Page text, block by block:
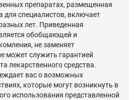
препаратах, размещенная
для специалистов, включает
лет. Приведенная
обобщающей и
не заменяет
может служить гарантией
лекарственного средства.
вас о возможных
которые могут возникнуть в
использования представленной